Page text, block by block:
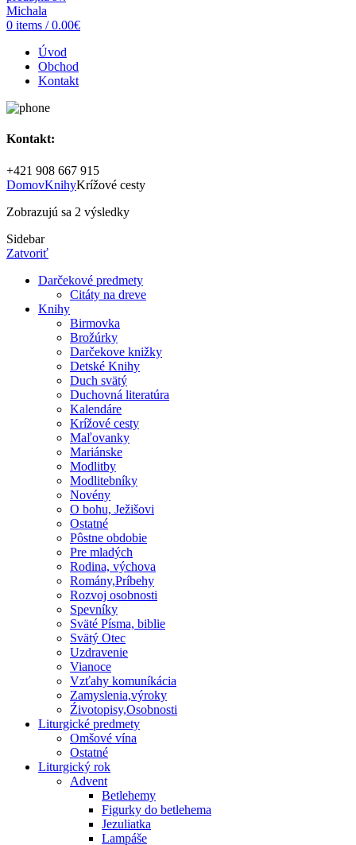
0 items / 0.00€
Úvod
Obchod
Kontakt
Kontakt:
+421 908 667 915
DomovKnihyKrížové cesty
Zobrazujú sa 2 výsledky
Sidebar
Zatvoriť
Darčekové predmety
Citáty na dreve
Knihy
Birmovka
Brožúrky
Darčekove knižky
Detské Knihy
Duch svätý
Duchovná literatúra
Kalendáre
Krížové cesty
Maľovanky
Mariánske
Modlitby
Modlitebníky
Novény
O bohu, Ježišovi
Ostatné
Pôstne obdobie
Pre mladých
Rodina, výchova
Romány,Príbehy
Rozvoj osobnosti
Spevníky
Sväté Písma, biblie
Svätý Otec
Uzdravenie
Vianoce
Vzťahy komuníkácia
Zamyslenia,výroky
Źivotopisy,Osobnosti
Liturgické predmety
Omšové vína
Ostatné
Liturgický rok
Advent
Betlehemy
Figurky do betlehema
Jezuliatka
Lampáše